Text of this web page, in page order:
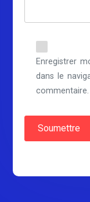
Enregistrer
dans le
commentaire.